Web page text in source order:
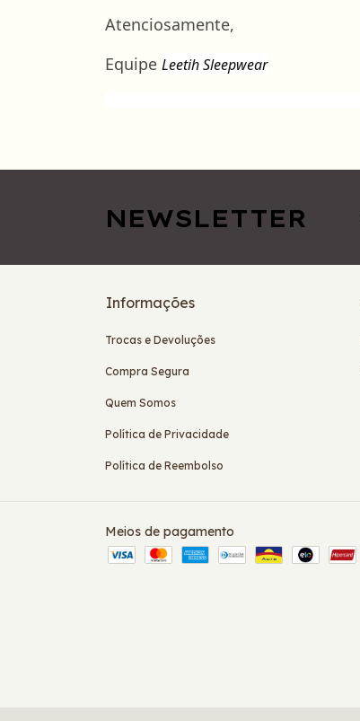
Atenciosamente,
Equipe Leetih Sleepwear
NEWSLETTER
Informações
Trocas e Devoluções
Compra Segura
Quem Somos
Política de Privacidade
Política de Reembolso
Meios de pagamento